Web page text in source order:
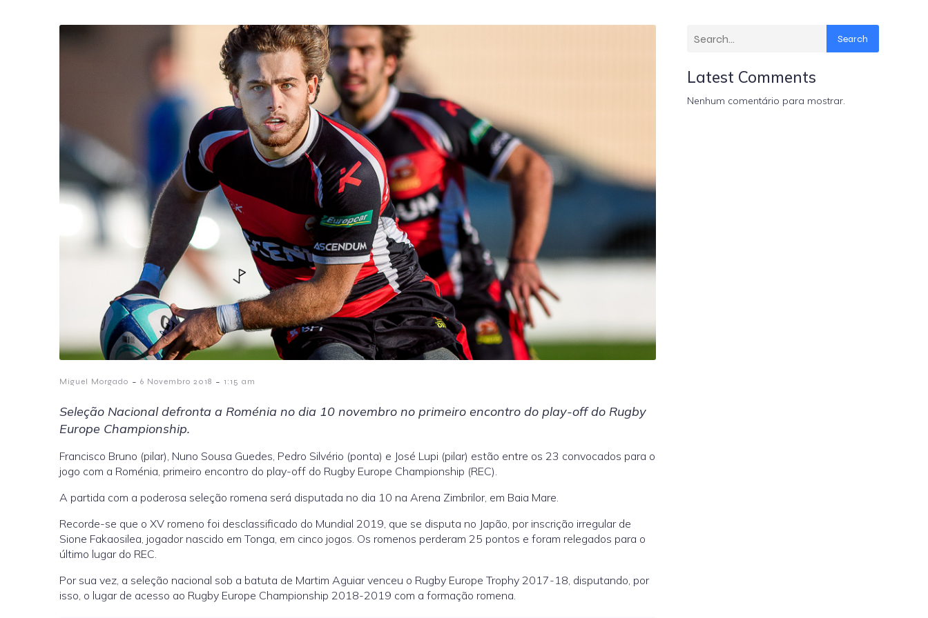
Miguel Morgado - 6 Novembro 2018 - 1:15 am
Seleção Nacional defronta a Roménia no dia 10 novembro no primeiro encontro do play-off do Rugby
Europe Championship.
Francisco Bruno (pilar), Nuno Sousa Guedes, Pedro Silvério (ponta) e José Lupi (pilar) estão entre os 23 convocados para o
jogo com a Roménia, primeiro encontro do play-off do Rugby Europe Championship (REC).
A partida com a poderosa seleção romena será disputada no dia 10 na Arena Zimbrilor, em Baia Mare.
Recorde-se que o XV romeno foi desclassificado do Mundial 2019, que se disputa no Japão, por inscrição irregular de
Sione Fakaosilea, jogador nascido em Tonga, em cinco jogos. Os romenos perderam 25 pontos e foram relegados para o
último lugar do REC.
Por sua vez, a seleção nacional sob a batuta de Martim Aguiar venceu o Rugby Europe Trophy 2017-18, disputando, por
isso, o lugar de acesso ao Rugby Europe Championship 2018-2019 com a formação romena.
Search
Latest Comments
Nenhum comentário para mostrar.